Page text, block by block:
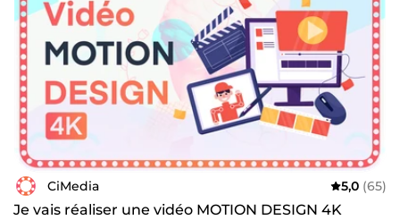
CiMedia 5,0 (65)
Je vais réaliser une vidéo MOTION DESIGN 4K